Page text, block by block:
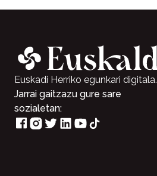
Euskadi Herriko egunkari digitala.
Jarrai gaitzazu gure sare
sozialetan: